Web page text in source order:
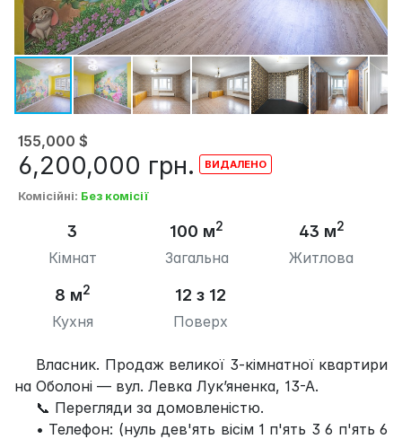
155,000 $
6,200,000 грн.
Комісійні: Без комісії
3
Кімнат
100 м2
Загальна
43 м2
Житлова
8 м2
Кухня
12 з 12
Поверх
Власник. Продаж великої 3-кімнатної квартири
на Оболоні — вул. Левка Лук’яненка, 13-А.
📞 Перегляди за домовленістю.
• Телефон: (нуль дев'ять вісім 1 п'ять 3 6 п'ять 6